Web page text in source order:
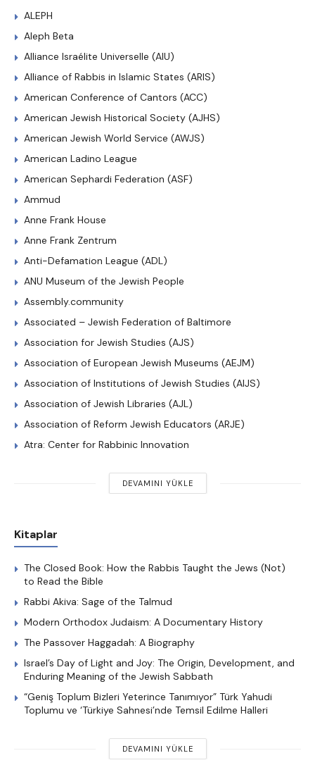
ALEPH
Aleph Beta
Alliance Israélite Universelle (AIU)
Alliance of Rabbis in Islamic States (ARIS)
American Conference of Cantors (ACC)
American Jewish Historical Society (AJHS)
American Jewish World Service (AWJS)
American Ladino League
American Sephardi Federation (ASF)
Ammud
Anne Frank House
Anne Frank Zentrum
Anti-Defamation League (ADL)
ANU Museum of the Jewish People
Assembly.community
Associated – Jewish Federation of Baltimore
Association for Jewish Studies (AJS)
Association of European Jewish Museums (AEJM)
Association of Institutions of Jewish Studies (AIJS)
Association of Jewish Libraries (AJL)
Association of Reform Jewish Educators (ARJE)
Atra: Center for Rabbinic Innovation
DEVAMINI YÜKLE
Kitaplar
The Closed Book: How the Rabbis Taught the Jews (Not)
to Read the Bible
Rabbi Akiva: Sage of the Talmud
Modern Orthodox Judaism: A Documentary History
The Passover Haggadah: A Biography
Israel’s Day of Light and Joy: The Origin, Development, and
Enduring Meaning of the Jewish Sabbath
“Geniş Toplum Bizleri Yeterince Tanımıyor” Türk Yahudi
Toplumu ve ‘Türkiye Sahnesi’nde Temsil Edilme Halleri
DEVAMINI YÜKLE